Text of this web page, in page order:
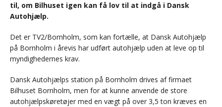
til, om Bilhuset igen kan få lov til at indgå i Dansk
Autohjælp.
Det er TV2/Bornholm, som kan fortælle, at Dansk Autohjælp
på Bornholm i årevis har udført autohjælp uden at leve op til
myndighedernes krav.
Dansk Autohjælps station på Bornholm drives af firmaet
Bilhuset Bornholm, men for at kunne anvende de store
autohjælpskøretøjer med en vægt på over 3,5 ton kræves en